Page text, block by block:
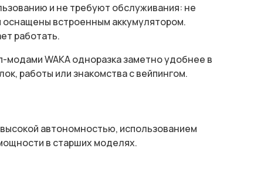
и не требуют обслуживания: не
встроенным аккумулятором.
работать.
WAKA одноразка заметно удобнее в
работы или знакомства с вейпингом.
автономностью, использованием
в старших моделях.